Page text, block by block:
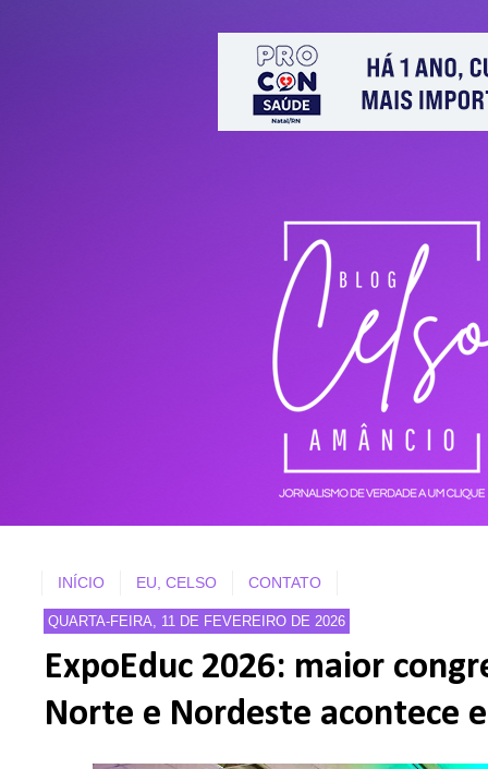
INÍCIO EU, CELSO CONTATO
QUARTA-FEIRA, 11 DE FEVEREIRO DE 2026
ExpoEduc 2026: maior
Norte e Nordeste acontece